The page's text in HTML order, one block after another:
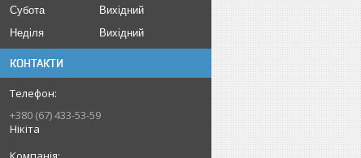
Субота
Вихідний
Неділя
Вихідний
КОНТАКТИ
+380 (67) 433-53-59
Нікіта